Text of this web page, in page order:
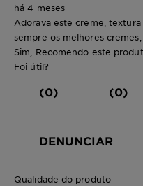
há 4 meses
Adorava este creme, textura
sempre os melhores
Sim, Recomendo este
Foi útil?
(0) (0)
DENUNCIAR
Qualidade do produto